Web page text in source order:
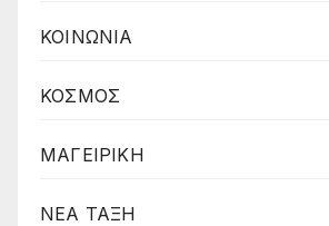
ΚΟΙΝΩΝΙΑ
ΚΟΣΜΟΣ
ΜΑΓΕΙΡΙΚΗ
ΝΕΑ ΤΑΞΗ